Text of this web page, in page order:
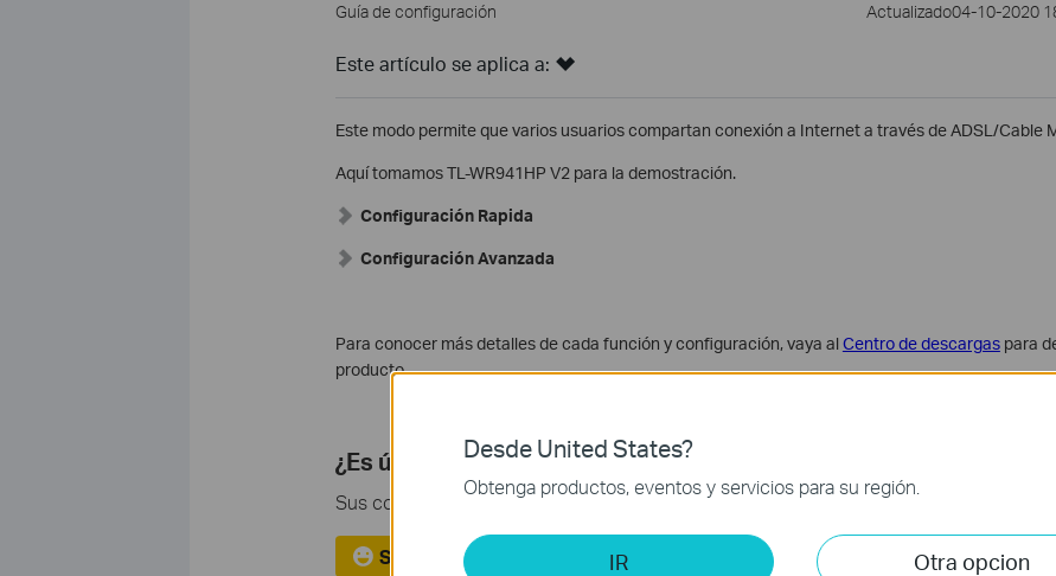
Guía de configuración Actualizado04-10-2020
Este artículo se aplica a:
Este modo permite que varios usuarios compartan conexión a Internet a través de ADSL/Cable
Aquí tomamos TL-WR941HP V2 para la demostración.
Configuración Rapida
Configuración Avanzada
Para conocer más detalles de cada función y configuración, vaya al Centro de descargaspara
producto.
¿Es útil esta pregunta frecuente?
Sus comentarios nos ayudan a mejorar este sitio.
Si No
Desde United States?
Obtenga productos, eventos y servicios para su región.
IR Otra opcion